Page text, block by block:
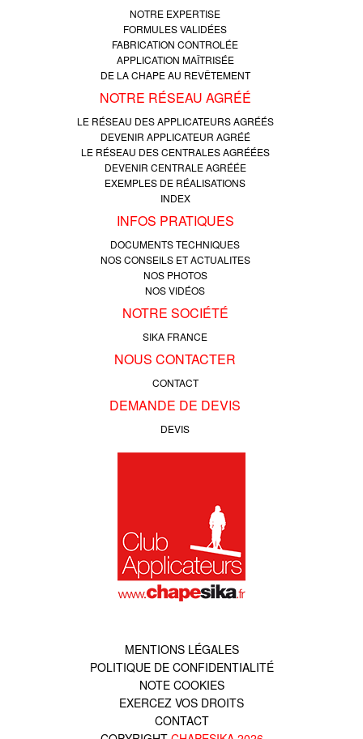
NOTRE EXPERTISE
FORMULES VALIDÉES
FABRICATION CONTROLÉE
APPLICATION MAÎTRISÉE
DE LA CHAPE AU REVÊTEMENT
NOTRE RÉSEAU AGRÉÉ
LE RÉSEAU DES APPLICATEURS AGRÉÉS
DEVENIR APPLICATEUR AGRÉÉ
LE RÉSEAU DES CENTRALES AGRÉÉES
DEVENIR CENTRALE AGRÉÉE
EXEMPLES DE RÉALISATIONS
INDEX
INFOS PRATIQUES
DOCUMENTS TECHNIQUES
NOS CONSEILS ET ACTUALITES
NOS PHOTOS
NOS VIDÉOS
NOTRE SOCIÉTÉ
SIKA FRANCE
NOUS CONTACTER
CONTACT
DEMANDE DE DEVIS
DEVIS
MENTIONS LÉGALES
POLITIQUE DE CONFIDENTIALITÉ
NOTE COOKIES
EXERCEZ VOS DROITS
CONTACT